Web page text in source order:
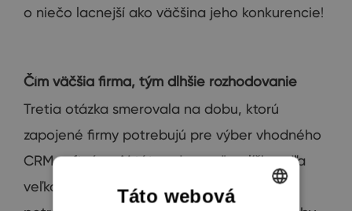
o niečo lacnejší ako väčšina jeho konkurencie!
Čím väčšia firma, tým dlhšie rozhodovanie
Tretia otázka smerovala na dobu, ktorú
zapojené firmy potrebujú pre výber vhodného
CRM softvéru. Aj táto odpoveď sa líši podľa
veľkosti
zodpovedajúcej firmy V
priemere
Táto webová